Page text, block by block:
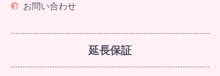
お問い合わせ
延長保証